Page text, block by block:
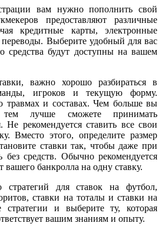
вам нужно пополнить свой
предоставляют различные
кредитные карты, электронные
Выберите удобный для вас
средства будут доступны на вашем
важно хорошо разбираться в
игроков и текущую форму.
травмах и составах. Чем больше вы
лучше сможете принимать
рекомендуется ставить все свои
Вместо этого, определите размер
ставки так, чтобы даже при
без средств. Обычно рекомендуется
вашего банкролла на одну ставку.
стратегий для ставок на футбол,
ставки на тоталы и ставки на
и выберите ту, которая
вашим знаниям и опыту.